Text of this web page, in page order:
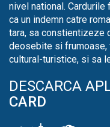
nivel national.
ca un indemn catre
tara, sa constientizeze
deosebite si frumoase,
cultural-turistice, si sa
DESCARCA
CARD